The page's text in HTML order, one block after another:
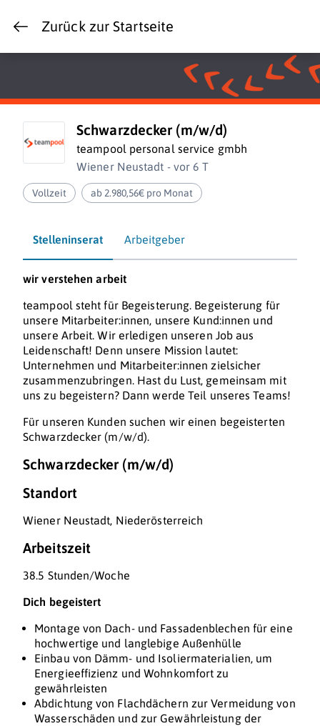
Zurück zur Startseite
Schwarzdecker (m/w/d)
teampool personal service gmbh
Wiener Neustadt - vor 6 T
Vollzeit ab 2.980,56€ pro Monat
Stelleninserat Arbeitgeber
wir verstehenarbeit
teampool steht für Begeisterung. Begeisterung für
unsere Mitarbeiter:innen, unsere Kund:innen und
unsere Arbeit. Wir erledigen unseren Job aus
Leidenschaft! Denn unsere Mission lautet:
Unternehmen und Mitarbeiter:innen zielsicher
zusammenzubringen. Hast du Lust, gemeinsam mit
uns zu begeistern? Dann werde Teil unseres Teams!
Für unseren Kunden suchen wir einen begeisterten
Schwarzdecker (m/w/d).
Schwarzdecker (m/w/d)
Standort
Wiener Neustadt, Niederösterreich
Arbeitszeit
38.5 Stunden/Woche
Dich begeistert
Montage von Dach- und Fassadenblechen für eine
hochwertige und langlebige Außenhülle
Einbau von Dämm- und Isoliermaterialien, um
Energieeffizienz und Wohnkomfort zu
gewährleisten
Abdichtung von Flachdächern zur Vermeidung von
Wasserschäden und zur Gewährleistung der